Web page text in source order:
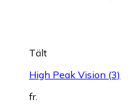
Tält
High Peak Vision (3)
fr.